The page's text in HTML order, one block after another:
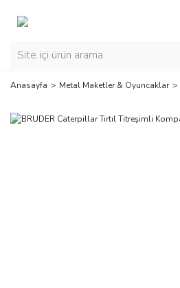
Anasayfa Metal Maketler & Oyuncaklar